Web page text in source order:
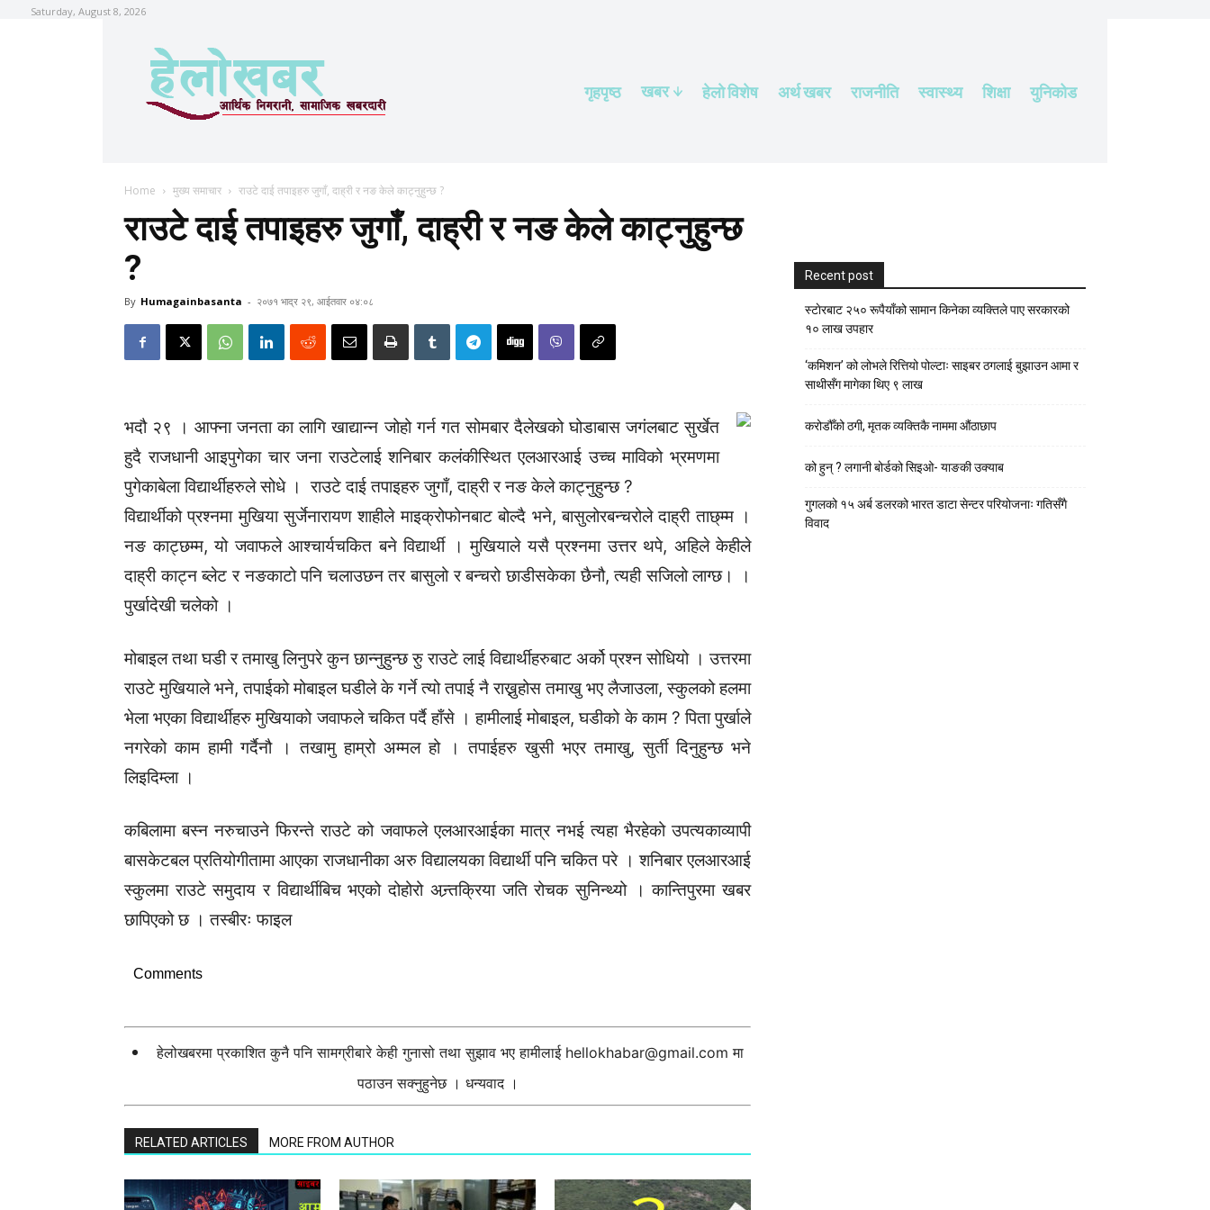
Saturday, August 8, 2026
गृहपृष्ठ खबर हेलाे विशेष अर्थ खबर राजनीति स्वास्थ्य शिक्षा युनिकोड
Home मुख्य समाचार राउटे दाई तपाइहरु जुगाँ, दाह्री र नङ केले काट्नुहुन्छ ?
राउटे दाई तपाइहरु जुगाँ, दाह्री र नङ केले काट्नुहुन्छ
?
By Humagainbasanta - २०७१ भाद्र २९, आईतवार ०४:०८
भदौ २९ । आफ्ना जनता का लागि खाद्यान्न जोहो गर्न गत सोमबार दैलेखको घोडाबास जगंलबाट सुर्खेत
हुदै राजधानी आइपुगेका चार जना राउटेलाई शनिबार कलंकीस्थित एलआरआई उच्च माविको भ्रमणमा
पुगेकाबेला विद्यार्थीहरुले सोधे । राउटे दाई तपाइहरु जुगाँ, दाह्री र नङ केले काट्नुहुन्छ ?
विद्यार्थीको प्रश्नमा मुखिया सुर्जेनारायण शाहीले माइक्रोफोनबाट बोल्दै भने, बासुलोरबन्चरोले दाह्री ताछ्म्म ।
नङ काट्छम्म, यो जवाफले आश्चार्यचकित बने विद्यार्थी । मुखियाले यसै प्रश्नमा उत्तर थपे, अहिले केहीले
दाह्री काट्न ब्लेट र नङकाटो पनि चलाउछन तर बासुलो र बन्चरो छाडीसकेका छैनौ, त्यही सजिलो लाग्छ। ।
पुर्खादेखी चलेको ।
मोबाइल तथा घडी र तमाखु लिनुपरे कुन छान्नुहुन्छ रुु राउटे लाई विद्यार्थीहरुबाट अर्को प्रश्न सोधियो । उत्तरमा
राउटे मुखियाले भने, तपाईको मोबाइल घडीले के गर्ने त्यो तपाई नै राख्नुहोस तमाखु भए लैजाउला, स्कुलको हलमा
भेला भएका विद्यार्थीहरु मुखियाको जवाफले चकित पर्दै हाँसे । हामीलाई मोबाइल, घडीको के काम ? पिता पुर्खाले
नगरेको काम हामी गर्दैनौ । तखामु हाम्रो अम्मल हो । तपाईहरु खुसी भएर तमाखु, सुर्ती दिनुहुन्छ भने
लिइदिम्ला ।
कबिलामा बस्न नरुचाउने फिरन्ते राउटे को जवाफले एलआरआईका मात्र नभई त्यहा भैरहेको उपत्यकाव्यापी
बासकेटबल प्रतियोगीतामा आएका राजधानीका अरु विद्यालयका विद्यार्थी पनि चकित परे । शनिबार एलआरआई
स्कुलमा राउटे समुदाय र विद्यार्थीबिच भएको दोहोरो अन्र्तक्रिया जति रोचक सुनिन्थ्यो । कान्तिपुरमा खबर
छापिएको छ । तस्बीरः फाइल
Comments
हेलोखबरमा प्रकाशित कुनै पनि सामग्रीबारे केही गुनासो तथा सुझाव भए हामीलाई hellokhabar@gmail.com मा
पठाउन सक्नुहुनेछ । धन्यवाद ।
RELATED ARTICLES MORE FROM AUTHOR
Recent post
स्टाेरबाट २५० रूपैयाँको सामान किनेका व्यक्तिले पाए सरकारको
१० लाख उपहार
‘कमिशन’ को लोभले रित्तियो पोल्टाः साइबर ठगलाई बुझाउन आमा र
साथीसँग मागेका थिए ९ लाख
करोडौँको ठगी, मृतक व्यक्तिकै नाममा औंठाछाप
को हुन् ? लगानी बोर्डको सिइओ- याङकी उक्याब
गुगलको १५ अर्ब डलरको भारत डाटा सेन्टर परियोजनाः गतिसँगै
विवाद